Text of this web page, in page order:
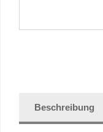
Beschreibung